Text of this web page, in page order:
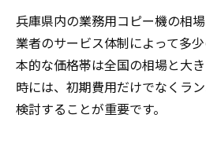
業務用コピー機購入と
リースやレンタルで賢く選
業務用コピー機リース
レンタルプラン活用で
兵庫県内の業務用コピー機の相
業者のサービス体制によって多
本的な価格帯は全国の相場と大
時には、初期費用だけでなくラ
検討することが重要です。